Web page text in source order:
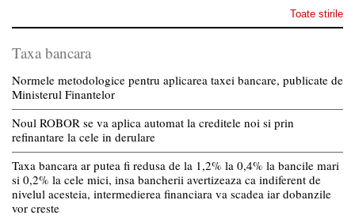
Toate stirile
Taxa bancara
Normele metodologice pentru aplicarea taxei bancare, publicate de
Ministerul Finantelor
Noul ROBOR se va aplica automat la creditele noi si prin
refinantare la cele in derulare
Taxa bancara ar putea fi redusa de la 1,2% la 0,4% la bancile mari
si 0,2% la cele mici, insa bancherii avertizeaza ca indiferent de
nivelul acesteia, intermedierea financiara va scadea iar dobanzile
vor creste